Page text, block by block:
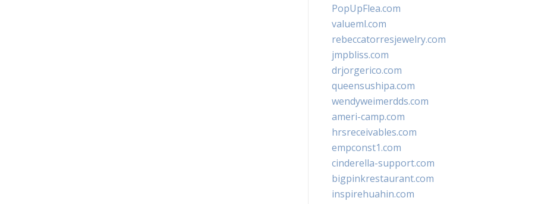
PopUpFlea.com
valueml.com
rebeccatorresjewelry.com
jmpbliss.com
drjorgerico.com
queensushipa.com
wendyweimerdds.com
ameri-camp.com
hrsreceivables.com
empconst1.com
cinderella-support.com
bigpinkrestaurant.com
inspirehuahin.com